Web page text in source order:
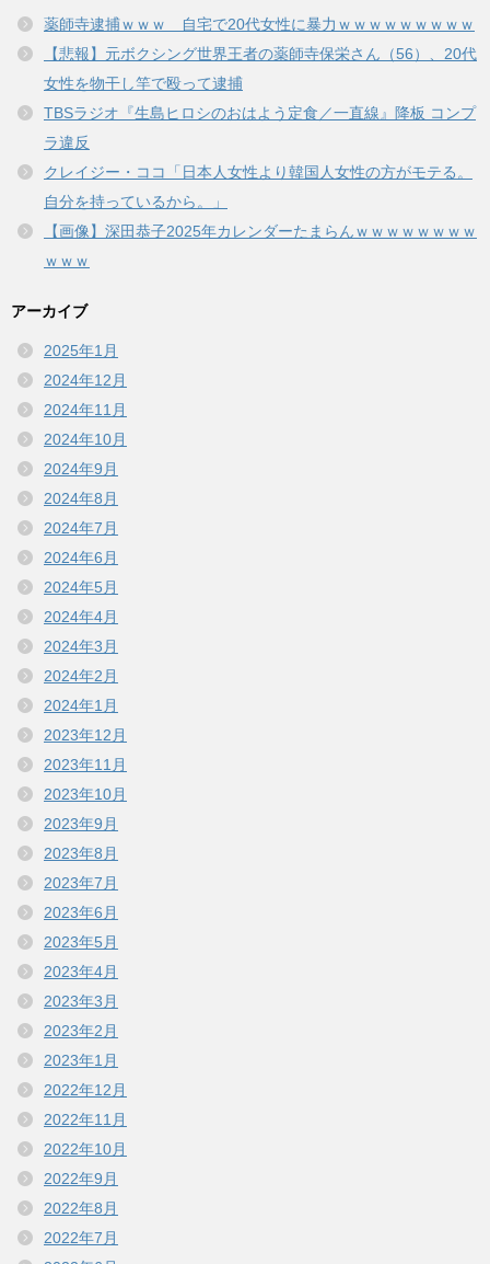
薬師寺逮捕ｗｗｗ 自宅で20代女性に暴力ｗｗｗｗｗｗｗｗｗ
【悲報】元ボクシング世界王者の薬師寺保栄さん（56）、20代
女性を物干し竿で殴って逮捕
TBSラジオ『生島ヒロシのおはよう定食／一直線』降板 コンプ
ラ違反
クレイジー・ココ「日本人女性より韓国人女性の方がモテる。
自分を持っているから。」
【画像】深田恭子2025年カレンダーたまらんｗｗｗｗｗｗｗｗ
ｗｗｗ
アーカイブ
2025年1月
2024年12月
2024年11月
2024年10月
2024年9月
2024年8月
2024年7月
2024年6月
2024年5月
2024年4月
2024年3月
2024年2月
2024年1月
2023年12月
2023年11月
2023年10月
2023年9月
2023年8月
2023年7月
2023年6月
2023年5月
2023年4月
2023年3月
2023年2月
2023年1月
2022年12月
2022年11月
2022年10月
2022年9月
2022年8月
2022年7月